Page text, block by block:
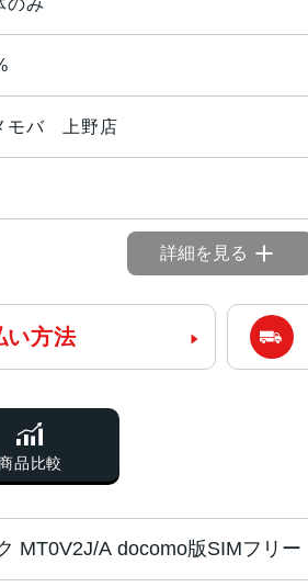
のみ
モバ 上野店
詳細を見る
い方法
品比較
MT0V2J/A docomo版SIMフリー